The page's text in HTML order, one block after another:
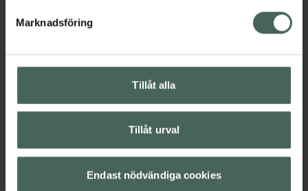
Marknadsföring
Tillåt alla
Tillåt urval
Endast nödvändiga cookies
Kontaktinfo tillverkare Visa
Upptäck flera produkter inom
Nagellack
Naglar